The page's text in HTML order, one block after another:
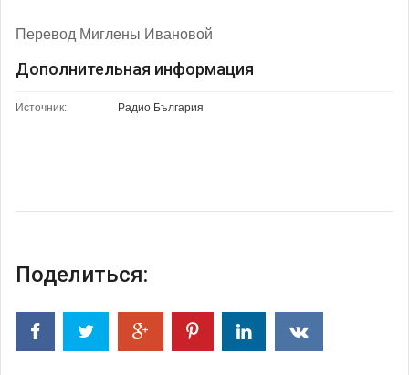
Перевод Миглены Ивановой
Дополнительная информация
Источник: Радио България
Поделиться: